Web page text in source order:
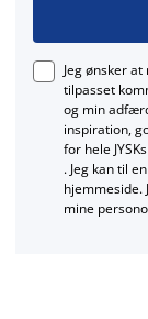
Jeg ønsker
tilpasset
og min
inspiration,
for hele
. Jeg kan til
hjemmeside.
mine